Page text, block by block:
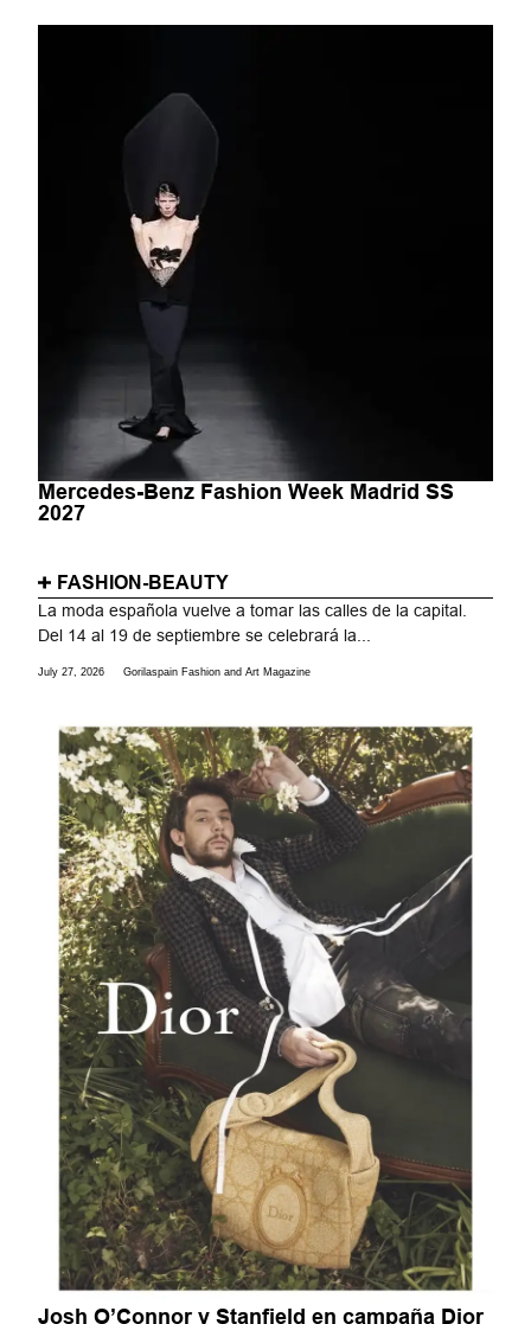
Mercedes-Benz Fashion Week Madrid SS
2027
FASHION-BEAUTY
La moda española vuelve a tomar las calles de la capital.
Del 14 al 19 de septiembre se celebrará la...
July 27, 2026 Gorilaspain Fashion and Art Magazine
Josh O’Connor y Stanfield en campaña Dior